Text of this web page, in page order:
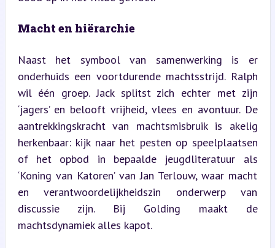
Macht en hiërarchie
Naast het symbool van samenwerking is er
onderhuids een voortdurende machtsstrijd. Ralph
wil één groep. Jack splitst zich echter met zijn
‘jagers’ en belooft vrijheid, vlees en avontuur. De
aantrekkingskracht van machtsmisbruik is akelig
herkenbaar: kijk naar het pesten op speelplaatsen
of het opbod in bepaalde jeugdliteratuur als
‘Koning van Katoren’ van Jan Terlouw, waar macht
en verantwoordelijkheidszin onderwerp van
discussie zijn. Bij Golding maakt de
machtsdynamiek alles kapot.